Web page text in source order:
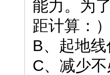
能力。为
距计算：
B、起地
C、减少